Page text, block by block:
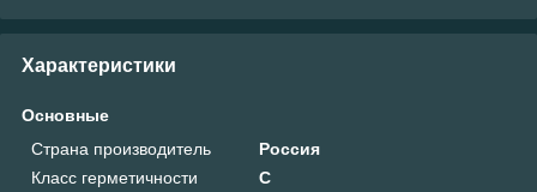
Характеристики
Основные
Страна производитель
Россия
Класс герметичности
С